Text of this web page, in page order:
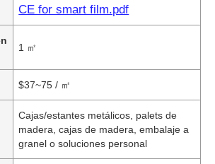
CE for smart film.pdf
1 ㎡
$37~75 / ㎡
Cajas/estantes metálicos, palets de
madera, cajas de madera, embalaje a
granel o soluciones personal